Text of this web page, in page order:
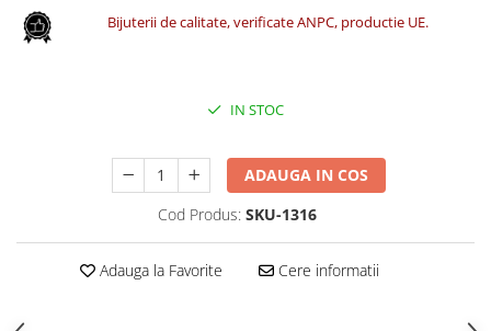
Bijuterii de calitate, verificate ANPC, productie UE.
IN STOC
ADAUGA IN COS
Cod Produs: SKU-1316
Adauga la Favorite Cere informatii